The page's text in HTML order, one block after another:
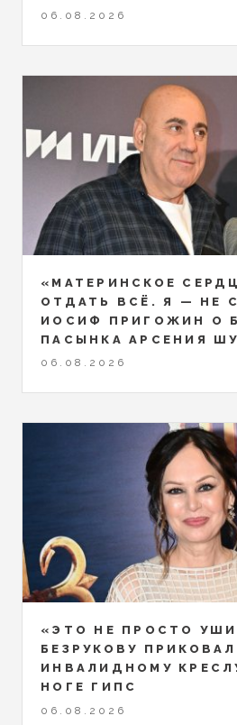
06.08.2026
«МАТЕРИНСКОЕ
ОТДАТЬ ВСЁ. Я — НЕ
ИОСИФ ПРИГОЖИН О
ПАСЫНКА АРСЕНИЯ
06.08.2026
«ЭТО НЕ ПРОСТО
БЕЗРУКОВУ
ИНВАЛИДНОМУ
НОГЕ ГИПС
06.08.2026